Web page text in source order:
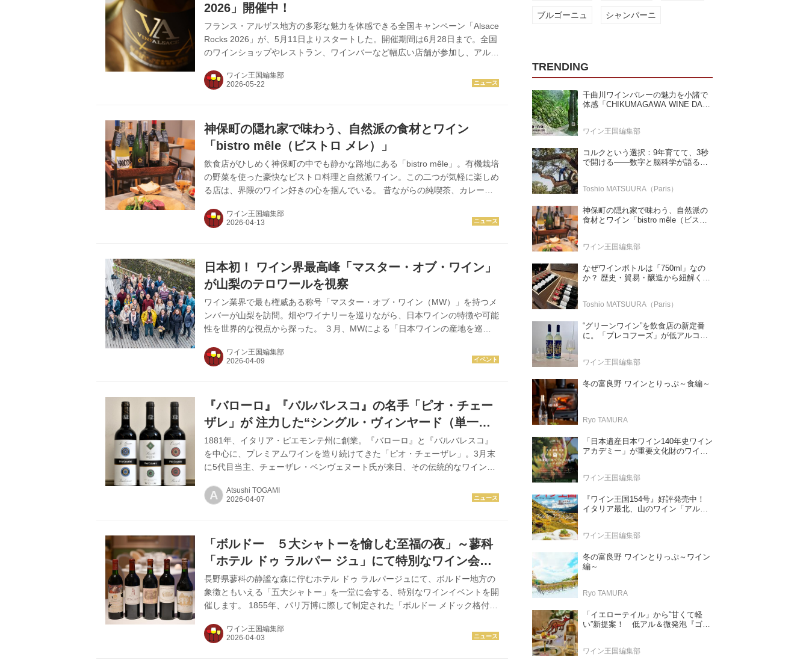
2026」開催中！
フランス・アルザス地方の多彩な魅力を体感できる全国キャンペーン「Alsace
Rocks 2026」が、5月11日よりスタートした。開催期間は6月28日まで。全国
のワインショップやレストラン、ワインバーなど幅広い店舗が参加し、アルザ
ークリングワイン「クレマン・ダルザス」がAOC制定50周年を迎える記念の
年。さあｗやかなクレマンから個性豊かなグラン・クリュまで、アルザスなら
る賞品...
ワイン王国編集部
神保町の隠れ家で味わう、自然派の食材とワイン
「bistro mêle（ビストロ メレ）」
飲食店がひしめく神保町の中でも静かな路地にある「bistro mêle」。有機栽培
の野菜を使った豪快なビストロ料理と自然派ワイン。この二つが気軽に楽しめ
る店は、界隈のワイン好きの心を掴んでいる。 昔ながらの純喫茶、カレー店
る。その神保町の路地に2024年7月にオープンしたのが「bistro mêle」だ。
「mêleはフランス語で雑多、混ざり合った、という意味です。もともとは人
テー...
ワイン王国編集部
日本初！ ワイン界最高峰「マスター・オブ・ワイン」
が山梨のテロワールを視察
ワイン業界で最も権威ある称号「マスター・オブ・ワイン（MW）」を持つメ
ンバーが山梨を訪問。畑やワイナリーを巡りながら、日本ワインの特徴や可能
性を世界的な視点から探った。 ３月、MWによる「日本ワインの産地を巡る
が参加し、日本ワインの中心産地を訪れた。 長野県のワイナリーを巡った
後、山梨県へ移動。「グレイスワイン」三澤ヴィンヤード、「サントリー登美
イン業界において最も権威の...
ワイン王国編集部
『バローロ』『バルバレスコ』の名手「ピオ・チェー
ザレ」が 注力した“シングル・ヴィンヤード（単一
畑）”シリーズ！
1881年、イタリア・ピエモンテ州に創業。『バローロ』と『バルバレスコ』
を中心に、プレミアムワインを造り続けてきた「ピオ・チェーザレ」。3月末
に5代目当主、チェーザレ・ベンヴェヌート氏が来日、その伝統的なワイン造
Atsushi TOGAMI photographs by Koumei KADOWAKI 撮影協力／「リストラ
ンテ ラ チャウ」 “家族経営とクラフトマンシップ”を実践してきた名門ワイナ
A Atsushi TOGAMI
「ボルドー ５大シャトーを愉しむ至福の夜」～蓼科
「ホテル ドゥ ラルパー ジュ」にて特別なワイン会を
開催～
長野県蓼科の静謐な森に佇むホテル ドゥ ラルパージュにて、ボルドー地方の
象徴ともいえる「五大シャトー」を一堂に会する、特別なワインイベントを開
催します。 1855年、パリ万博に際して制定された「ボルドー メドック格付
とその名を刻み続けてきた五つのシャトー。それぞれが歩んできた歴史、脈々
と受け継がれる哲学、そして一杯のグラスに凝縮された威厳と気品。そのすべ
ワイン王国編集部
ブルゴーニュ シャンパーニ
TRENDING
千曲川ワインバレーの魅力を小諸で
体感「CHIKUMAGAWA WINE DAYS
ワイン王国編集部
コルクという選択：9年育てて、3秒
で開ける——数字と脳科学が語る栓
Toshio MATSUURA（Paris）
神保町の隠れ家で味わう、自然派の
食材とワイン「bistro mêle（ビスト
ワイン王国編集部
なぜワインボトルは「750ml」なの
か？ 歴史・貿易・醸造から紐解く4
Toshio MATSUURA（Paris）
“グリーンワイン”を飲食店の新定番
に。「プレコフーズ」が低アルコー
ワイン王国編集部
冬の富良野 ワインとりっぷ～食編～
Ryo TAMURA
「日本遺産日本ワイン140年史ワイン
アカデミー」が重要文化財のワイナ
ワイン王国編集部
『ワイン王国154号』好評発売中！
イタリア最北、山のワイン「アル
特集「この夏の主役！ ナチュラルな
ワイン王国編集部
冬の富良野 ワインとりっぷ～ワイン
編～
Ryo TAMURA
「イエローテイル」から“甘くて軽
い”新提案！ 低アル＆微発泡『ゴー
ワイン王国編集部